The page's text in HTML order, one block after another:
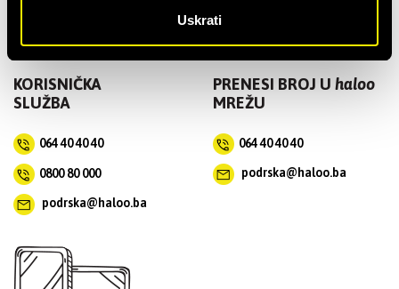
Uskrati
KORISNIČKA
SLUŽBA
064 40 40 40
0800 80 000
podrska@haloo.ba
PRENESI BROJ U haloo
MREŽU
064 40 40 40
podrska@haloo.ba